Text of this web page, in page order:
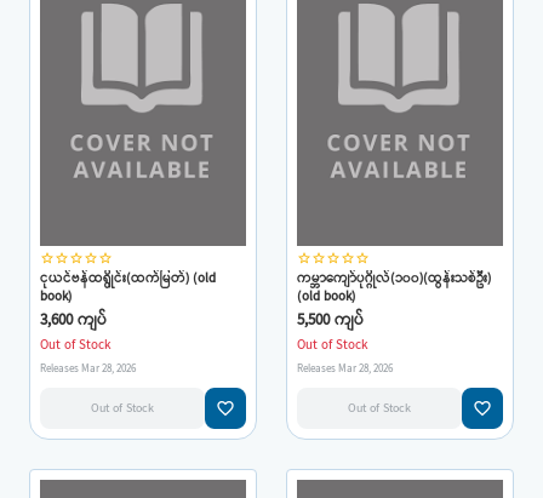
star_borderstar_borderstar_borderstar_borderstar_border
ငုယင်ဗန်ထရွိုင်း(ထက်မြတ်) (old
book)
3,600 ကျပ်
Out of Stock
Releases Mar 28, 2026
Out of Stock favorite_border
star_borderstar_borderstar_borderstar_borderstar_border
ကမ္ဘာကျော်ပုဂ္ဂိုလ်(၁၀၀)(ထွန်းသစ်ဦး)
(old book)
5,500 ကျပ်
Out of Stock
Releases Mar 28, 2026
Out of Stock favorite_border